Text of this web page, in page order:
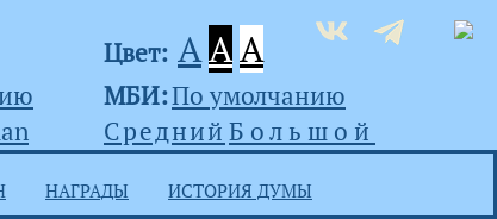
Цвет: AAA
МБИ:По умолчанию
Средний Большой
НАГРАДЫ ИСТОРИЯ ДУМЫ